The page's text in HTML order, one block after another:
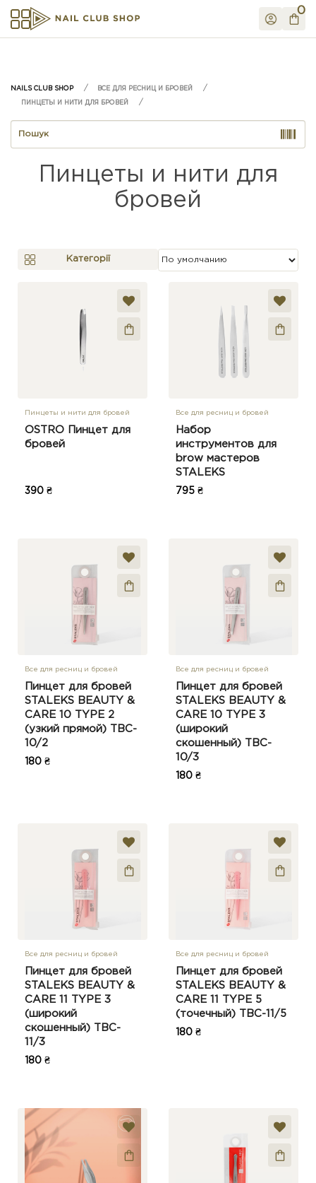
0
ВСЕ ДЛЯ РЕСНИЦ И БРОВЕЙ
ПИНЦЕТЫ И НИТИ ДЛЯ БРОВЕЙ
Пинцеты и нити для
бровей
Категорії
Пинцеты и нити для бровей
OSTRO Пинцет для
бровей
390 ₴
Все для ресниц и бровей
Набор
инструментов для
brow мастеров
STALEKS
795 ₴
Все для ресниц и бровей
Пинцет для бровей
STALEKS BEAUTY &
CARE 10 TYPE 2
(узкий прямой) TBC-
10/2
180 ₴
Все для ресниц и бровей
Пинцет для бровей
STALEKS BEAUTY &
CARE 10 TYPE 3
(широкий
скошенный) TBC-
10/3
180 ₴
Все для ресниц и бровей
Пинцет для бровей
STALEKS BEAUTY &
CARE 11 TYPE 3
(широкий
скошенный) TBC-
11/3
180 ₴
Все для ресниц и бровей
Пинцет для бровей
STALEKS BEAUTY &
CARE 11 TYPE 5
(точечный) TBC-11/5
180 ₴